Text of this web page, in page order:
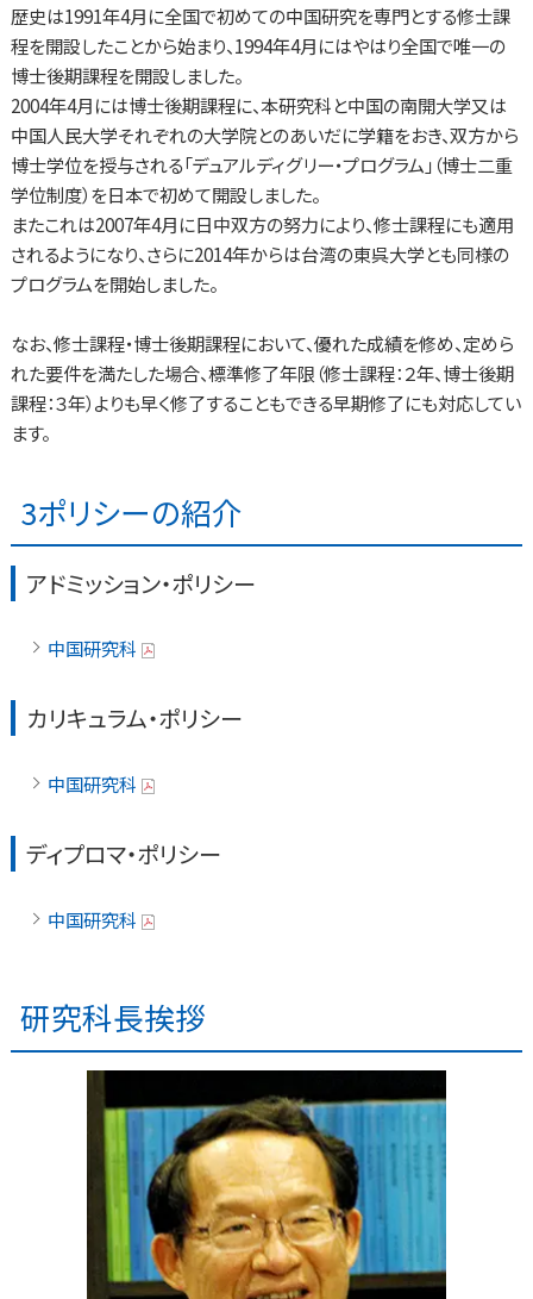
歴史は1991年4月に全国で初めての中国研究を専門とする修士課
程を開設したことから始まり、1994年4月にはやはり全国で唯一の
博士後期課程を開設しました。
2004年4月には博士後期課程に、本研究科と中国の南開大学又は
中国人民大学それぞれの大学院とのあいだに学籍をおき、双方から
博士学位を授与される「デュアルディグリー・プログラム」（博士二重
学位制度）を日本で初めて開設しました。
またこれは2007年4月に日中双方の努力により、修士課程にも適用
されるようになり、さらに2014年からは台湾の東呉大学とも同様の
プログラムを開始しました。
なお、修士課程・博士後期課程において、優れた成績を修め、定めら
れた要件を満たした場合、標準修了年限（修士課程：２年、博士後期
課程：３年）よりも早く修了することもできる早期修了にも対応してい
ます。
3ポリシーの紹介
アドミッション・ポリシー
中国研究科
カリキュラム・ポリシー
中国研究科
ディプロマ・ポリシー
中国研究科
研究科長挨拶